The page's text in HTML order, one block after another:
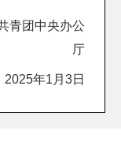
中央办公
厅
2025年1月3日